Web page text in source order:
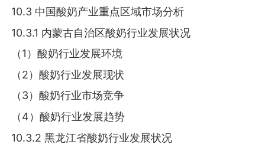
10.3 中国酸奶产业重点区域市场分析
10.3.1 内蒙古自治区酸奶行业发展状况
（1）酸奶行业发展环境
（2）酸奶行业发展现状
（3）酸奶行业市场竞争
（4）酸奶行业发展趋势
10.3.2 黑龙江省酸奶行业发展状况